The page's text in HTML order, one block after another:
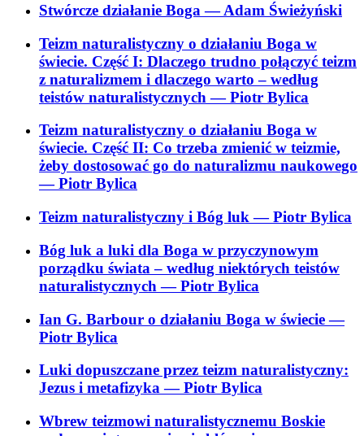
Stwórcze działanie Boga— Adam Świeżyński
Teizm naturalistyczny o działaniu Boga w
świecie. Część I: Dlaczego trudno połączyć teizm
z naturalizmem i dlaczego warto – według
teistów naturalistycznych— Piotr Bylica
Teizm naturalistyczny o działaniu Boga w
świecie. Część II: Co trzeba zmienić w teizmie,
żeby dostosować go do naturalizmu naukowego
— Piotr Bylica
Teizm naturalistyczny i Bóg luk— Piotr Bylica
Bóg luk a luki dla Boga w przyczynowym
porządku świata – według niektórych teistów
naturalistycznych— Piotr Bylica
Ian G. Barbour o działaniu Boga w świecie—
Piotr Bylica
Luki dopuszczane przez teizm naturalistyczny:
Jezus i metafizyka— Piotr Bylica
Wbrew teizmowi naturalistycznemu Boskie